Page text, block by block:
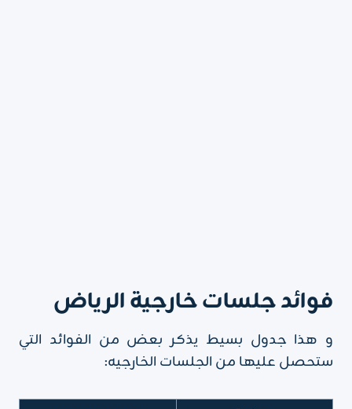
فوائد جلسات خارجية الرياض
و هذا جدول بسيط يذكر بعض من الفوائد التي
ستحصل عليها من الجلسات الخارجيه: